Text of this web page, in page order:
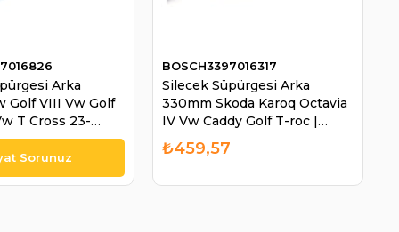
Arka
Golf VIII Vw Golf
T Cross 23-
| BOSCH
Silecek Süpürgesi Arka
330mm Skoda Karoq Octavia
IV Vw Caddy Golf T-roc |
BOSCH 3397016317
BOSCH3397016317
₺459,57